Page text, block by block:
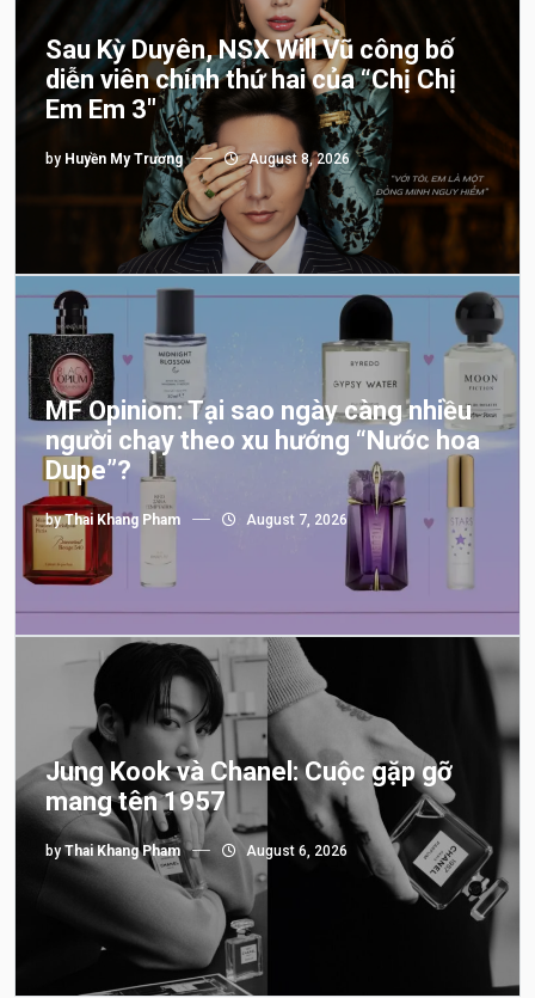
Sau Kỳ Duyên, NSX Will Vũ công bố
diễn viên chính thứ hai của “Chị Chị
Em Em 3″
by Huyền My Trương August 8, 2026
MF Opinion: Tại sao ngày càng nhiều
người chạy theo xu hướng “Nước hoa
Dupe”?
byThai Khang Pham August 7, 2026
Jung Kook và Chanel: Cuộc gặp gỡ
mang tên 1957
byThai Khang Pham August 6, 2026